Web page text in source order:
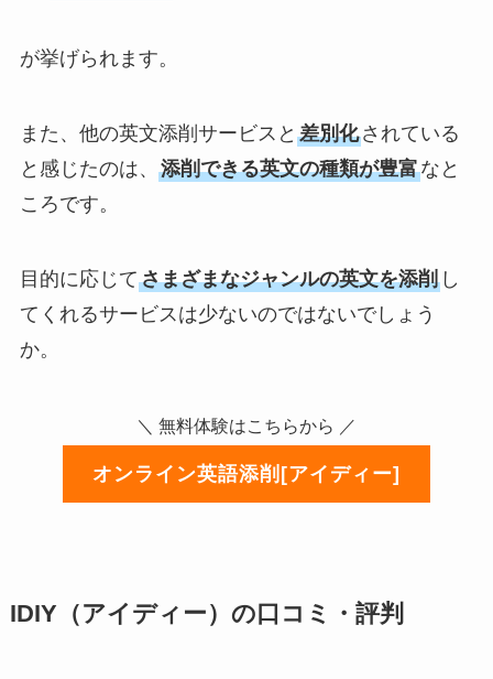
が挙げられます。
また、他の英文添削サービスと 差別化されている
と感じたのは、 添削できる英文の種類が豊富なと
ころです。
目的に応じてさまざまなジャンルの英文を添削し
てくれるサービスは少ないのではないでしょう
か。
＼ 無料体験はこちらから ／
オンライン英語添削[アイディー]
IDIY（アイディー）の口コミ・評判